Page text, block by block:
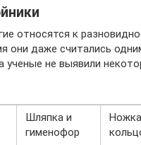
относятся к
они даже считались
ученые не выявили
Шляпка и
гименофор